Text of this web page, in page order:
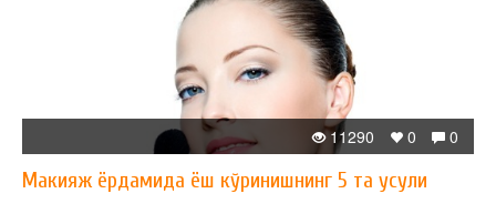
0
0
11290
Макияж ёрдамида ёш кўринишнинг 5 та усули